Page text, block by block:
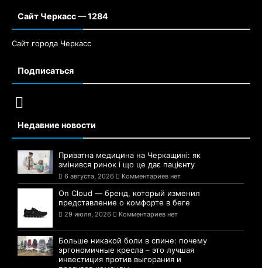
Сайт Черкасс — 1284
Сайт города Черкасс
Подписаться
Недавние новости
Приватна медицина на Черкащині: як
змінився ринок і що це дає пацієнту
6 августа, 2026 Комментариев нет
On Cloud — бренд, который изменил
представление о комфорте в беге
29 июля, 2026 Комментариев нет
Больше никакой боли в спине: почему
эргономичные кресла – это лучшая
инвестиция против выгорания и